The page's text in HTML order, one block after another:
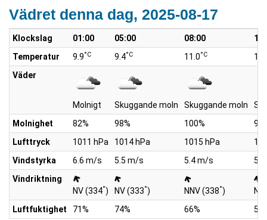
Vädret denna dag, 2025-08-17
Klockslag 01:00 05:00 08:00
Temperatur
9.9°C 9.4°C 11.0°C
Väder
Molnigt Skuggande moln Skuggande moln
Molnighet
82% 98% 100%
Lufttryck
1011 hPa 1014 hPa 1015 hPa
Vindstyrka
6.6 m/s 5.5 m/s 5.4 m/s
Vindriktning
NV (334°) NV (333°) NNV (338°)
Luftfuktighet
71% 74% 66%